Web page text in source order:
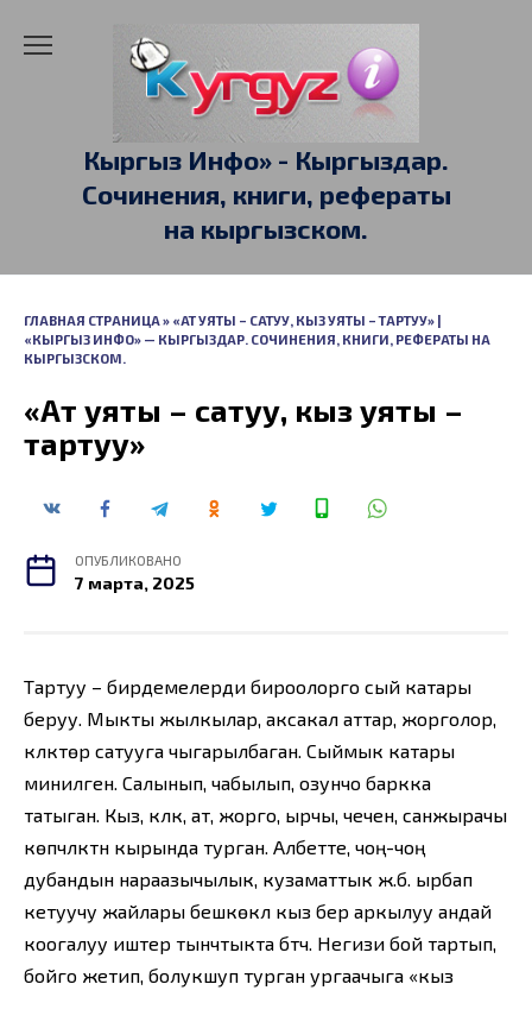
Кыргыз Инфо» - Кыргыздар.
Сочинения, книги, рефераты
на кыргызском.
ГЛАВНАЯ СТРАНИЦА» «АТ УЯТЫ – САТУУ, КЫЗ УЯТЫ – ТАРТУУ» |
«КЫРГЫЗ ИНФО» — КЫРГЫЗДАР. СОЧИНЕНИЯ, КНИГИ, РЕФЕРАТЫ НА
КЫРГЫЗСКОМ.
«Ат уяты – сатуу, кыз уяты –
тартуу»
ОПУБЛИКОВАНО
7 марта, 2025
Тартуу – бирдемелерди бироолорго сый катары
беруу. Мыкты жылкылар, аксакал аттар, жорголор,
күлүктөр сатууга чыгарылбаган. Сыймык катары
минилген. Салынып, чабылып, озунчо баркка
татыган. Кыз, күлүк, ат, жорго, ырчы, чечен, санжырачы
көпчүлүктүн кырында турган. Албетте, чоң-чоң
дубандын нараазычылык, кузаматтык ж.б. ырбап
кетуучу жайлары бешкөкүл кыз берүү аркылуу андай
коогалуу иштер тынчтыкта бүтүүчү. Негизи бой тартып,
бойго жетип, болукшуп турган ургаачыга «кыз